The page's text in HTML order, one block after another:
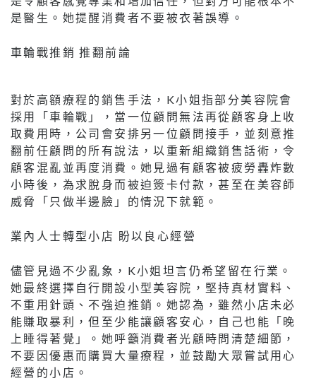
是醫生。她提醒消費者不要被衣著誤導。
車輪戰推銷 推翻前論
對於高額療程的銷售手法，K小姐指部分美容院會
採用「車輪戰」，當一位顧問無法再從顧客身上收
取費用時，公司會安排另一位顧問接手，並刻意推
翻前任顧問的所有說法，以重新組織銷售話術，令
顧客混亂並再度消費。她見過有顧客被疲勞轟炸數
小時後，為求脫身而被迫簽卡付款，甚至在美容師
威脅「只做半邊臉」的情況下就範。
業內人士轉型小店 盼以良心經營
儘管見過不少亂象，K小姐坦言仍希望留在行業。
她最終選擇自行開設小型美容院，堅持真材實料、
不重用針頭、不強迫推銷。她認為，雖然小店未必
能賺取暴利，但至少能讓顧客安心，自己也能「晚
上睡得著覺」。她呼籲消費者光顧時問清楚細節，
不要因優惠而購買大量療程，並鼓勵大眾嘗試用心
經營的小店。